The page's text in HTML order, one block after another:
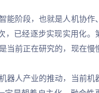
阶段，也就是人机协作、
，已经逐步实现实用化。
当前正在研究的，现在慢
器人产业的推动，当前机